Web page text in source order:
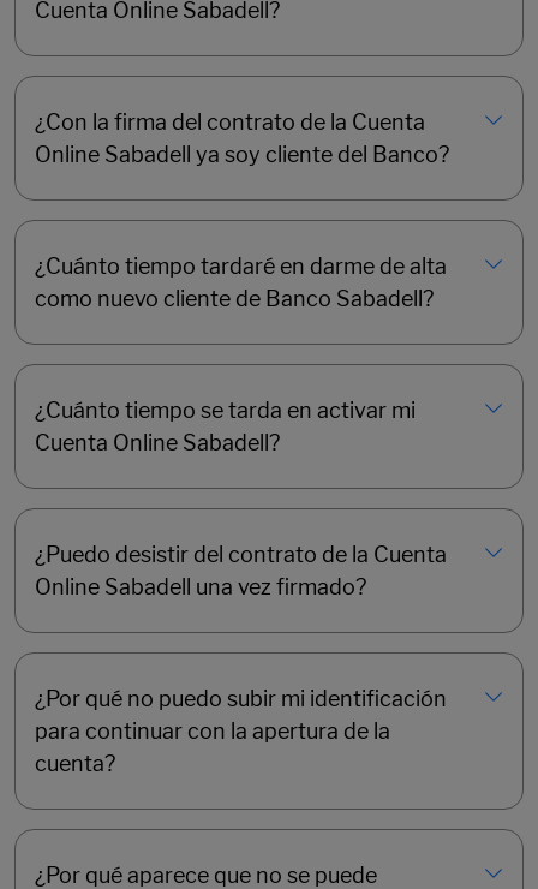
Cuenta Online Sabadell?
¿Con la firma del contrato de la Cuenta
Online Sabadell ya soy cliente del Banco?
¿Cuánto tiempo tardaré en darme de alta
como nuevo cliente de Banco Sabadell?
¿Cuánto tiempo se tarda en activar mi
Cuenta Online Sabadell?
¿Puedo desistir del contrato de la Cuenta
Online Sabadell una vez firmado?
¿Por qué no puedo subir mi identificación
para continuar con la apertura de la
cuenta?
¿Por qué aparece que no se puede